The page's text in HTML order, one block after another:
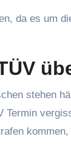
da es um
stehen